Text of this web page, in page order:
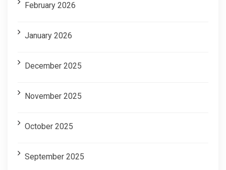
February 2026
January 2026
December 2025
November 2025
October 2025
September 2025